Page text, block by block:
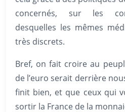
concernés, sur les
desquelles les mêmes
très discrets.
Bref, on fait croire au
de l’euro serait derrière
finit bien, et que ceux qui
sortir la France de la